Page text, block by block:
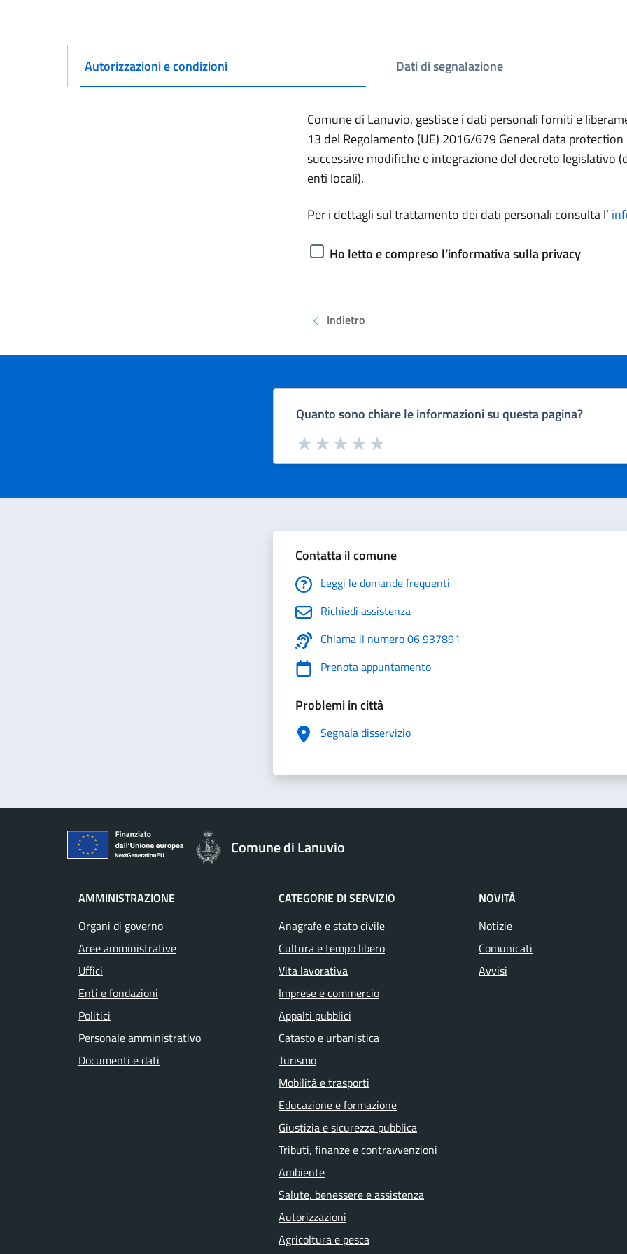
Autorizzazioni e condizioni
Attivo Dati di segnalazione
Comune di Lanuvio, gestisce i dati personali forniti e
13 del Regolamento (UE) 2016/679 General data
successive modifiche e integrazione del decreto legislativo
enti locali).
Per i dettagli sul trattamento dei dati personali consulta l’
Ho letto e compreso l’informativa sulla privacy
Indietro
Quanto sono chiare le informazioni su questa pagina?
Valuta da 1 a 5 stelle la pagina
Valuta 5 stelle su 5
Valuta 4 stelle su 5
Valuta 3 stelle su 5
Valuta 2 stelle su 5
Valuta 1 stelle su 5
Contatta il comune
Leggi le domande frequenti
Richiedi assistenza
Chiama il numero 06 937891
Prenota appuntamento
Problemi in città
Segnala disservizio
Comune di Lanuvio
AMMINISTRAZIONE
Organi di governo
Aree amministrative
Uffici
Enti e fondazioni
Politici
Personale amministrativo
Documenti e dati
CATEGORIE DI SERVIZIO
Anagrafe e stato civile
Cultura e tempo libero
Vita lavorativa
Imprese e commercio
Appalti pubblici
Catasto e urbanistica
Turismo
Mobilità e trasporti
Educazione e formazione
Giustizia e sicurezza pubblica
Tributi, finanze e contravvenzioni
Ambiente
Salute, benessere e assistenza
Autorizzazioni
Agricoltura e pesca
NOVITÀ
Notizie
Comunicati
Avvisi